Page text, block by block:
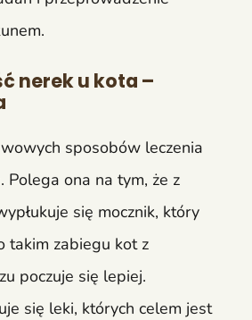
nerek u kota –
sposobów leczenia
Polega ona na tym, że z
się mocznik, który
takim zabiegu kot z
poczuje się lepiej.
się leki, których celem jest